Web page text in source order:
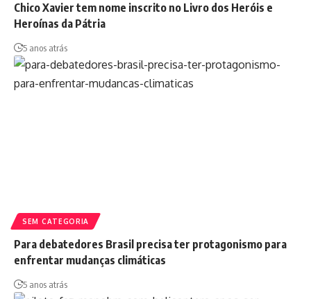
Chico Xavier tem nome inscrito no Livro dos Heróis e
Heroínas da Pátria
5 anos atrás
SEM CATEGORIA
Para debatedores Brasil precisa ter protagonismo para
enfrentar mudanças climáticas
5 anos atrás